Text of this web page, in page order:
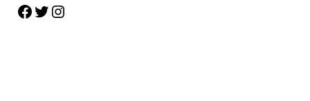
Facebook Twitter Instagram